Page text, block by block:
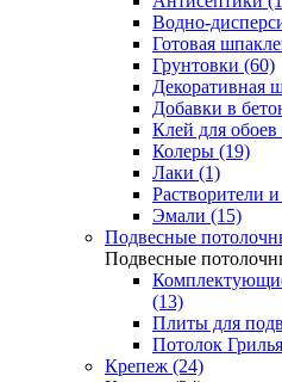
Водно-
Готовая
Грунтовки (60)
Декоративная
Добавки в
Клей для обоев
Колеры (19)
Лаки (1)
Растворители
Эмали (15)
Подвесные
Подвесные
(13)
Плиты для
Потолок
Крепеж (24)